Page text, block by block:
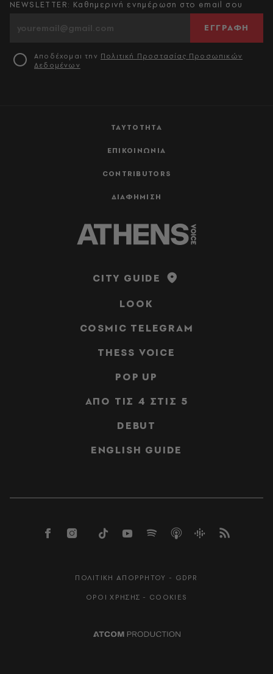
ΤΑΥΤΟΤΗΤΑ
ΕΠΙΚΟΙΝΩΝΙΑ
CONTRIBUTORS
ΔΙΑΦΗΜΙΣΗ
NEWSLETTER: Καθημερινή ενημέρωση στο email σου
ΕΓΓΡΑΦΗ
Αποδέχομαι την Πολιτική Προστασίας Προσωπικών
Δεδομένων
CITY GUIDE
LOOK
COSMIC TELEGRAM
THESS VOICE
POP UP
ΑΠΟ ΤΙΣ 4 ΣΤΙΣ 5
DEBUT
ENGLISH GUIDE
ΠΟΛΙΤΙΚΗ ΑΠΟΡΡΗΤΟΥ - GDPR
ΟΡΟΙ ΧΡΗΣΗΣ - COOKIES